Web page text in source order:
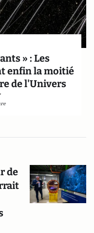
» : Les
enfin la moitié
de l'Univers
de